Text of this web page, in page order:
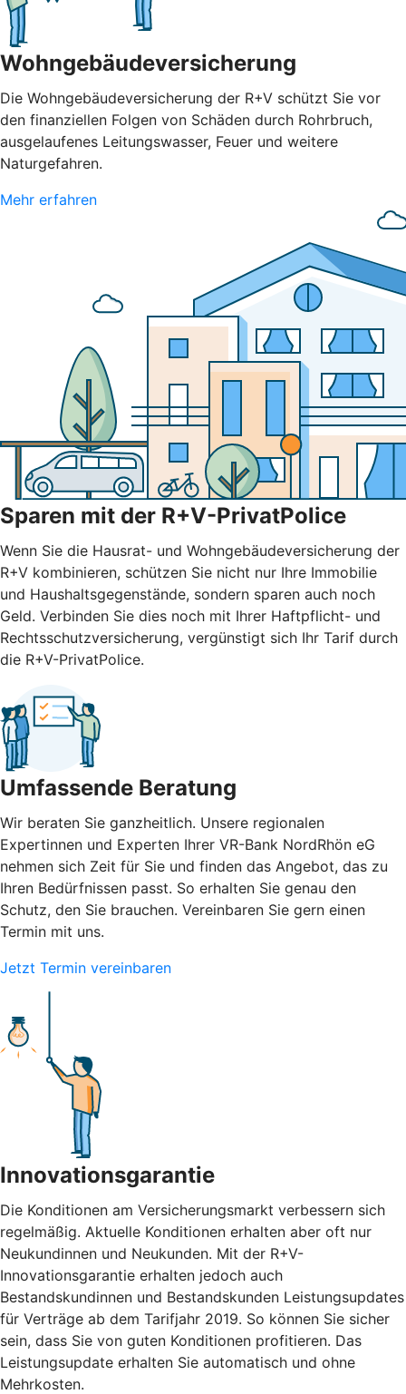
Wohngebäudeversicherung
Die Wohngebäudeversicherung der R+V schützt Sie vor
den finanziellen Folgen von Schäden durch Rohrbruch,
ausgelaufenes Leitungswasser, Feuer und weitere
Naturgefahren.
Mehr erfahren
Sparen mit der R+V-PrivatPolice
Wenn Sie die Hausrat- und Wohngebäudeversicherung der
R+V kombinieren, schützen Sie nicht nur Ihre Immobilie
und Haushaltsgegenstände, sondern sparen auch noch
Geld. Verbinden Sie dies noch mit Ihrer Haftpflicht- und
Rechtsschutzversicherung, vergünstigt sich Ihr Tarif durch
die R+V-PrivatPolice.
Umfassende Beratung
Wir beraten Sie ganzheitlich. Unsere regionalen
Expertinnen und Experten Ihrer VR-Bank NordRhön eG
nehmen sich Zeit für Sie und finden das Angebot, das zu
Ihren Bedürfnissen passt. So erhalten Sie genau den
Schutz, den Sie brauchen. Vereinbaren Sie gern einen
Termin mit uns.
Jetzt Termin vereinbaren
Innovationsgarantie
Die Konditionen am Versicherungsmarkt verbessern sich
regelmäßig. Aktuelle Konditionen erhalten aber oft nur
Neukundinnen und Neukunden. Mit der R+V-
Innovationsgarantie erhalten jedoch auch
Bestandskundinnen und Bestandskunden Leistungsupdates
für Verträge ab dem Tarifjahr 2019. So können Sie sicher
sein, dass Sie von guten Konditionen profitieren. Das
Leistungsupdate erhalten Sie automatisch und ohne
Mehrkosten.